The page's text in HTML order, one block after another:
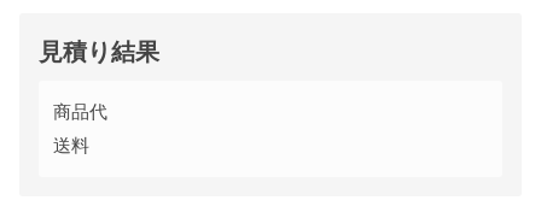
見積り結果
商品代
送料